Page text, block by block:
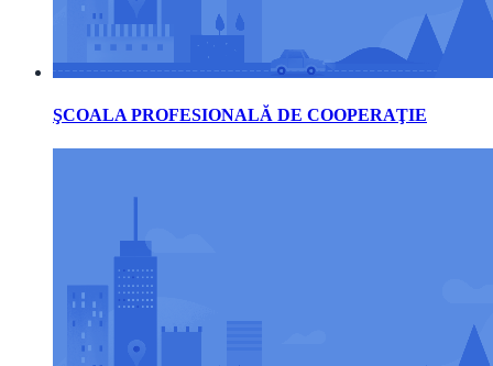
ŞCOALA PROFESIONALĂ DE COOPERAŢIE